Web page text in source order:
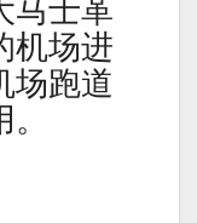
马士革
机场进
场跑道